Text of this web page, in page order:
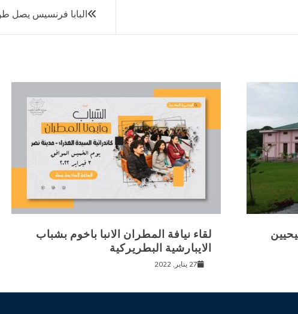
البابا فرنسيس يصل طوكيو
لقاء نيافة المطران الانبا باخوم بشباب
الايبارشية البطريركية
27 يناير, 2022